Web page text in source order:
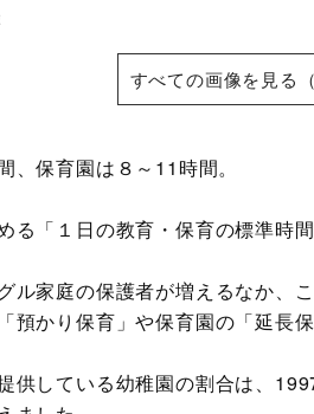
すべての画像を見る
、保育園は８～11時間。
る「１日の教育・保育の標準時間
ル家庭の保護者が増えるなか、
預かり保育」や保育園の「延長
供している幼稚園の割合は、